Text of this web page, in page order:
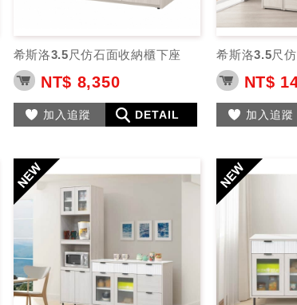
希斯洛3.5尺仿石面收納櫃下座
NT$ 8,350
加入追蹤 DETAIL
NT$
加入追蹤